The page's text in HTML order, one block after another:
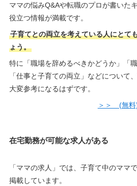
ママの悩みQ&Aや転職のプロが書いた
役立つ情報が満載です。
子育てとの両立を考えている人にとて
ょう。
特に「職場を辞めるべきかどうか」「
「仕事と子育ての両立」などについて
大変参考になるはずです。
＞＞ (無料
在宅勤務が可能な求人がある
「ママの求人」では、子育て中のママ
掲載しています。